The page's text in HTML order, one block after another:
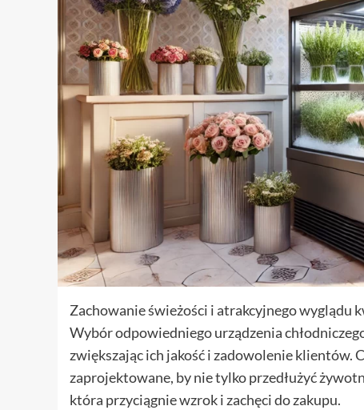
Zachowanie świeżości i atrakcyjnego wyglądu
Wybór odpowiedniego urządzenia
zwiększając ich jakość i zadowolenie klientów.
zaprojektowane, by nie tylko przedłużyć
która przyciągnie wzrok i zachęci do zakupu.